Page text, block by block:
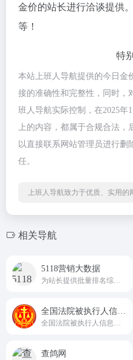
金价的站长进行洽谈提供
等！
特
本站上班人导航提供的今日金
接的准确性和完整性，同时，
班人导航实际控制，在2025年
上的内容，都属于合规合法，
以直接联系网站管理员进行删
任。
上班人导航致力于优质、实用的
相关导航
5118营销大数据
查鸽网